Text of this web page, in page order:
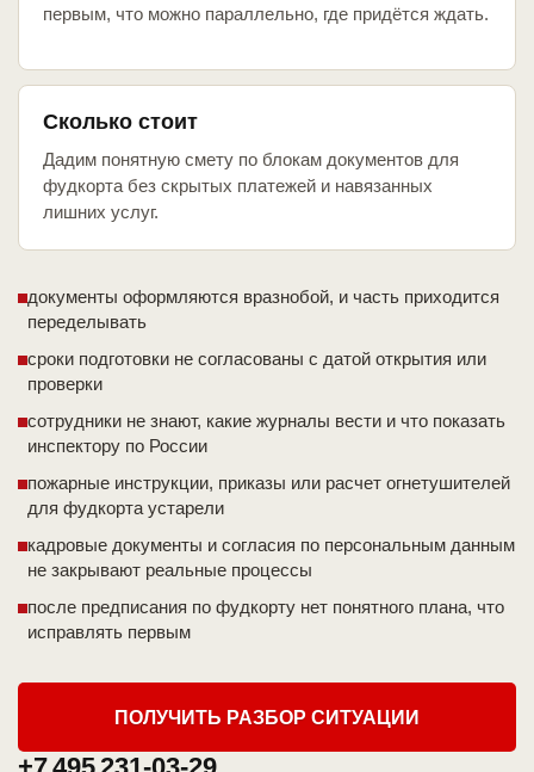
первым, что можно параллельно, где придётся ждать.
Сколько стоит
Дадим понятную смету по блокам документов для
фудкорта без скрытых платежей и навязанных
лишних услуг.
документы оформляются вразнобой, и часть приходится
переделывать
сроки подготовки не согласованы с датой открытия или
проверки
сотрудники не знают, какие журналы вести и что показать
инспектору по России
пожарные инструкции, приказы или расчет огнетушителей
для фудкорта устарели
кадровые документы и согласия по персональным данным
не закрывают реальные процессы
после предписания по фудкорту нет понятного плана, что
исправлять первым
ПОЛУЧИТЬ РАЗБОР СИТУАЦИИ